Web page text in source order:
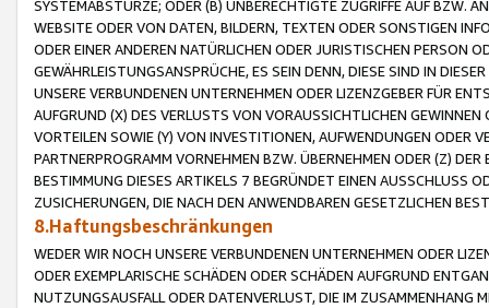
SYSTEMABSTÜRZE; ODER (B) UNBERECHTIGTE ZUGRIFFE AUF BZW.
WEBSITE ODER VON DATEN, BILDERN, TEXTEN ODER SONSTIGEN
ODER EINER ANDEREN NATÜRLICHEN ODER JURISTISCHEN PERSON
GEWÄHRLEISTUNGSANSPRÜCHE, ES SEIN DENN, DIESE SIND IN
UNSERE VERBUNDENEN UNTERNEHMEN ODER LIZENZGEBER FÜR
AUFGRUND (X) DES VERLUSTS VON VORAUSSICHTLICHEN
VORTEILEN SOWIE (Y) VON INVESTITIONEN, AUFWENDUNGEN ODER
PARTNERPROGRAMM VORNEHMEN BZW. ÜBERNEHMEN ODER (Z)
BESTIMMUNG DIESES ARTIKELS 7 BEGRÜNDET EINEN AUSSCHLUSS
ZUSICHERUNGEN, DIE NACH DEN ANWENDBAREN GESETZLICHEN
8.Haftungsbeschränkungen
WEDER WIR NOCH UNSERE VERBUNDENEN UNTERNEHMEN ODER
ODER EXEMPLARISCHE SCHÄDEN ODER SCHÄDEN AUFGRUND
NUTZUNGSAUSFALL ODER DATENVERLUST, DIE IM ZUSAMMENHANG